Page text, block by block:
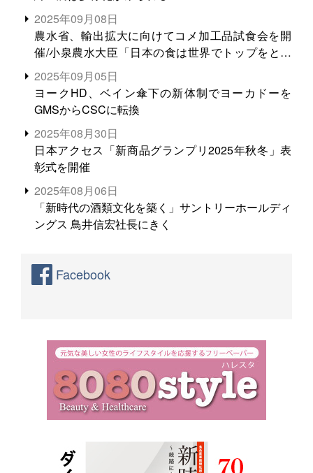
2025年09月08日
農水省、輸出拡大に向けてコメ加工品試食会を開
催/小泉農水大臣「日本の食は世界でトップをとれ
る。米増産に向けて、米輸出需要の拡大を」
2025年09月05日
ヨークHD、ベイン傘下の新体制でヨーカドーを
GMSからCSCに転換
2025年08月30日
日本アクセス「新商品グランプリ2025年秋冬」表
彰式を開催
2025年08月06日
「新時代の酒類文化を築く」サントリーホールディ
ングス 鳥井信宏社長にきく
Facebook